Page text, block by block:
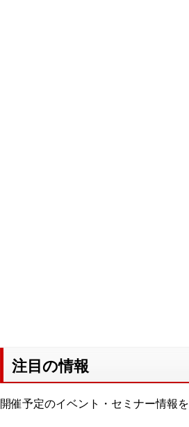
注目の情報
開催予定のイベント・セミナー情報